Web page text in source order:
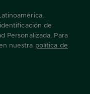
de
Personalizada. Para
nuestra política de